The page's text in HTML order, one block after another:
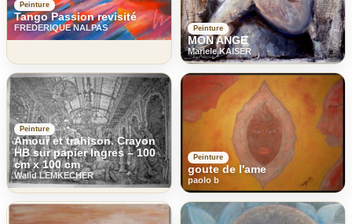
Peinture
Tango Passion revisité
FREDERIQUE NALPAS Peinture
MON ANGE
Mariele KAISER
Peinture
Amour et trahison. Crayon
HB sur papier Ingres – 100
cm x 100 cm
Walid LEMKECHER
Peinture
goute de l'ame
paolo b